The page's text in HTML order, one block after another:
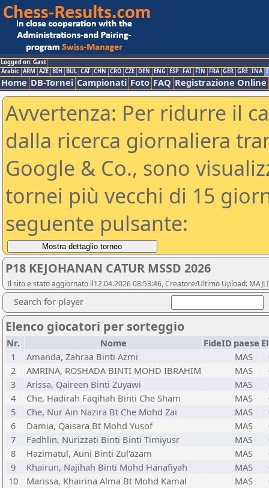
Logged on: Gast
Arabic ARM AZE BIH BUL CAT CHN CRO CZE DEN ENG ESP FAI FIN FRA GER GRE INA
Home DB-Tornei Campionati Foto FAQ Registrazione Online
Avvertenza: Per ridurre il
dalla ricerca giornaliera
Google & Co., sono
tornei più vecchi di 15
seguente pulsante:
P18 KEJOHANAN CATUR MSSD 2026
Il sito e stato aggiornato il12.04.2026 08:53:46, Creatore/Ultimo Upload:
Search for player
Elenco giocatori per sorteggio
Nr. Nome FideID paese
1
Amanda, Zahraa Binti Azmi MAS
2
AMRINA, ROSHADA BINTI MOHD IBRAHIM MAS
3
Arissa, Qaireen Binti Zuyawi MAS
4
Che, Hadirah Faqihah Binti Che Sham MAS
5
Che, Nur Ain Nazira Bt Che Mohd Zai MAS
6
Damia, Qaisara Bt Mohd Yusof MAS
7
Fadhlin, Nurizzati Binti Binti Timiyusr MAS
8
Hazimatul, Auni Binti Zul'azam MAS
9
Khairun, Najihah Binti Mohd Hanafiyah MAS
10
Marissa, Khairina Alma Bt Mohd Kamal MAS